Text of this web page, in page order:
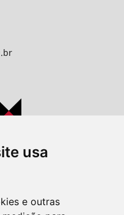
usa
e outras
Mineiro
Abadia
MG